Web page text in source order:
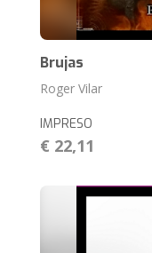
Brujas
Roger Vilar
IMPRESO
€ 22,11